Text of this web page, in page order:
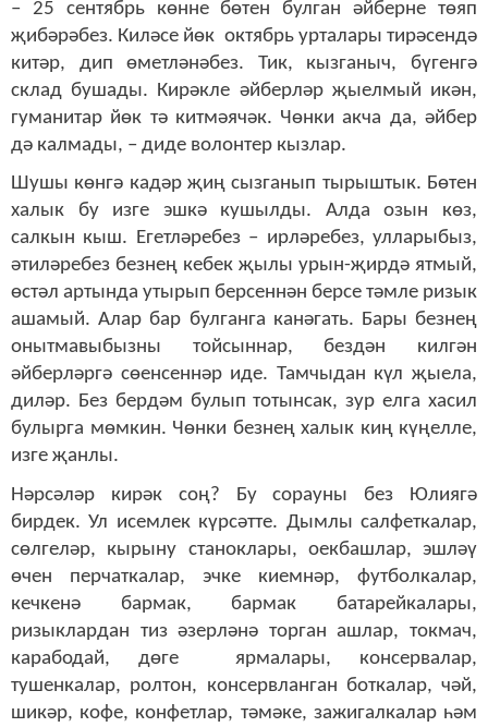
– 25 сентябрь көнне бөтен булган әйберне төяп
җибәрәбез. Киләсе йөк октябрь урталары тирәсендә
китәр, дип өметләнәбез. Тик, кызганыч, бүгенгә
склад бушады. Кирәкле әйберләр җыелмый икән,
гуманитар йөк тә китмәячәк. Чөнки акча да, әйбер
дә калмады, – диде волонтер кызлар.
Шушы көнгә кадәр җиң сызганып тырыштык. Бөтен
халык бу изге эшкә кушылды. Алда озын көз,
салкын кыш. Егетләребез – ирләребез, улларыбыз,
әтиләребез безнең кебек җылы урын-җирдә ятмый,
өстәл артында утырып берсеннән берсе тәмле ризык
ашамый. Алар бар булганга канәгать. Бары безнең
онытмавыбызны тойсыннар, бездән килгән
әйберләргә сөенсеннәр иде. Тамчыдан күл җыела,
диләр. Без бердәм булып тотынсак, зур елга хасил
булырга мөмкин. Чөнки безнең халык киң күңелле,
изге җанлы.
Нәрсәләр кирәк соң? Бу сорауны без Юлиягә
бирдек. Ул исемлек күрсәтте. Дымлы салфеткалар,
сөлгеләр, кырыну станоклары, оекбашлар, эшләү
өчен перчаткалар, эчке киемнәр, футболкалар,
кечкенә бармак, бармак батарейкалары,
ризыклардан тиз әзерләнә торган ашлар, токмач,
карабодай, дөге ярмалары, консервалар,
тушенкалар, ролтон, консервланган боткалар, чәй,
шикәр, кофе, конфетлар, тәмәке, зажигалкалар һәм